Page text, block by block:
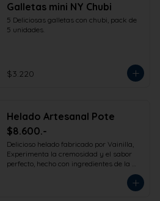
Galletas mini NY Chubi
5 Deliciosas galletas con chubi, pack de
5 unidades.
$3.220
Helado Artesanal Pote
$8.600.-
Delicioso helado fabricado por Vainilla,
Experimenta la cremosidad y el sabor
perfecto, hecho con ingredientes de la
más alta calidad para que disfrutes en